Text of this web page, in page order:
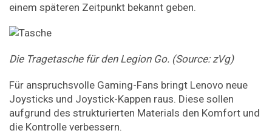
einem späteren Zeitpunkt bekannt geben.
Die Tragetasche für den Legion Go. (Source: zVg)
Für anspruchsvolle Gaming-Fans bringt Lenovo neue
Joysticks und Joystick-Kappen raus. Diese sollen
aufgrund des strukturierten Materials den Komfort und
die Kontrolle verbessern.